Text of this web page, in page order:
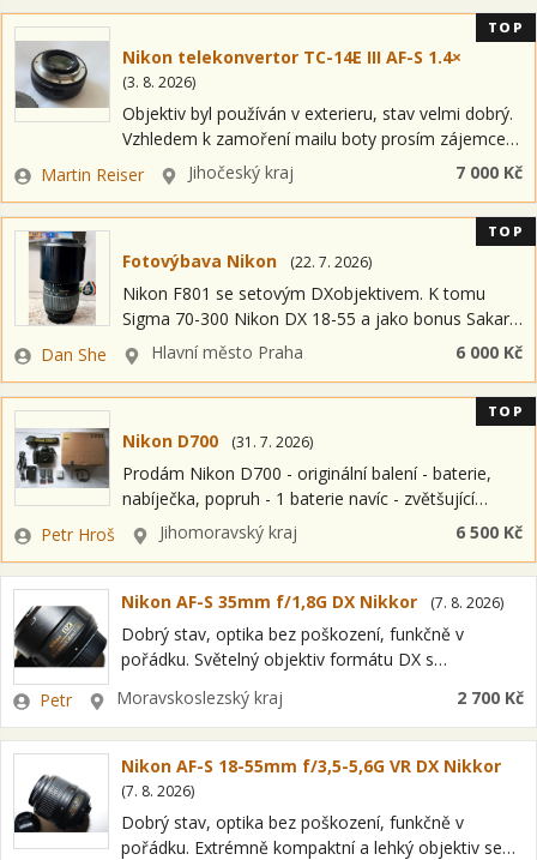
Nikon telekonvertor TC-14E III AF-S 1.4×
(3. 8. 2026)
Objektiv byl používán v exterieru, stav velmi dobrý.
Vzhledem k zamoření mailu boty prosím zájemce,
ať raději zavolají 723289543. Zvažte osobní odběr.
Cenu požaduji předem na účet.
Zadavatel
Martin Reiser LokalitaJihočeský kraj 7 000 Kč
TOP
Fotovýbava Nikon (22. 7. 2026)
Nikon F801 se setovým DXobjektivem. K tomu
Sigma 70-300 Nikon DX 18-55 a jako bonus Sakar?
35-70 K tomu tiskárnu Epson expresion Premium
XP 6000 Prodávám nejraději jako kompletní…
Zadavatel
Dan She LokalitaHlavní město Praha 6 000 Kč
TOP
Nikon D700 (31. 7. 2026)
Prodám Nikon D700 - originální balení - baterie,
nabíječka, popruh - 1 baterie navíc - zvětšující
okulárová čočka DK-17M - paměťová karta CF
SanDisk ultra II 8GB -…
Zadavatel
Petr Hroš LokalitaJihomoravský kraj 6 500 Kč
TOP
Nikon AF-S 35mm f/1,8G DX Nikkor (7. 8. 2026)
Dobrý stav, optika bez poškození, funkčně v
pořádku. Světelný objektiv formátu DX s
kinofilmu: 52,5mm). Vysoká světelnost f/1,8.
Ultrazvukový zaostřovací motor (SWM) pro…
Zadavatel
Petr LokalitaMoravskoslezský kraj 2 700 Kč
Nikon AF-S 18-55mm f/3,5-5,6G VR DX Nikkor
(7. 8. 2026)
Dobrý stav, optika bez poškození, funkčně v
pořádku. Extrémně kompaktní a lehký objektiv se